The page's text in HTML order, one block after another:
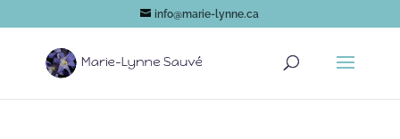
info@marie-lynne.ca